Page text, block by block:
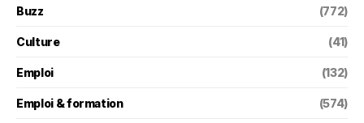
Buzz (772)
Culture (41)
Emploi (132)
Emploi & formation (574)